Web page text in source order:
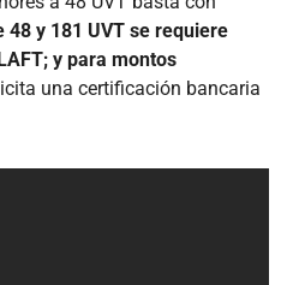
y 181 UVT se requiere
y para montos
una certificación bancaria